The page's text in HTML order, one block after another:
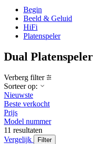
Begin
Beeld & Geluid
HiFi
Platenspeler
Dual Platenspeler
Verberg filter
Sorteer op:
Nieuwste
Beste verkocht
Prijs
Model nummer
11 resultaten
Vergelijk
Filter